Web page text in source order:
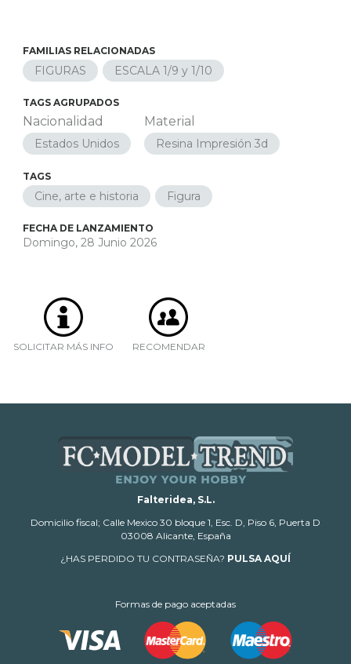
FAMILIAS RELACIONADAS
FIGURAS ESCALA 1/9 y 1/10
TAGS AGRUPADOS
Nacionalidad
Estados Unidos
Material
Resina Impresión 3d
TAGS
Cine, arte e historia Figura
FECHA DE LANZAMIENTO
Domingo, 28 Junio 2026
SOLICITAR MÁS INFO RECOMENDAR
Falteridea, S.L.
Domicilio fiscal; Calle Mexico 30 bloque 1, Esc. D, Piso 6, Puerta D
03008 Alicante, España
¿HAS PERDIDO TU CONTRASEÑA? PULSA AQUÍ
Formas de pago aceptadas